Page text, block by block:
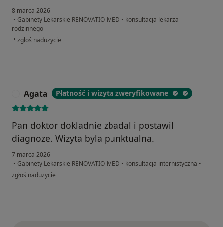
8 marca 2026
• Gabinety Lekarskie RENOVATIO-MED • konsultacja lekarza
rodzinnego
• w opinii użytkownika Maja
zgłoś nadużycie
Agata Płatność i wizyta zweryfikowane
Pan doktor dokladnie zbadal i postawil
diagnoze. Wizyta byla punktualna.
7 marca 2026
• Gabinety Lekarskie RENOVATIO-MED • konsultacja internistyczna •
w opinii użytkownika Agata
zgłoś nadużycie